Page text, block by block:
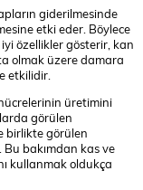
giderilmesinde
etki eder. Böylece
özellikler gösterir, kan
olmak üzere damara
etkilidir.
üretimini
görülen
birlikte görülen
Bu bakımdan kas ve
kullanmak oldukça